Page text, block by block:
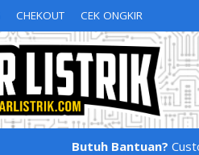
CHEKOUT CEK ONGKIR
Butuh Bantuan?